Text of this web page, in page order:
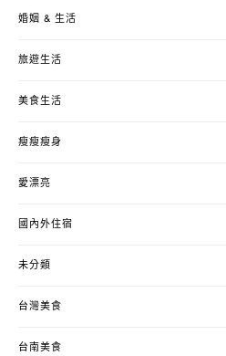
婚姻 & 生活
旅遊生活
美食生活
瘦瘦瘦身
愛漂亮
國內外住宿
未分類
台灣美食
台南美食